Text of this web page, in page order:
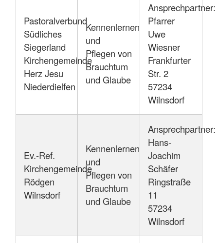
Pastoralverbund
Südliches
Siegerland
Kirchengemeinde
Herz Jesu
Niederdielfen
Kennenlernen
und
Pflegen von
Brauchtum
und Glaube
Ansprechpartner:
Pfarrer
Uwe
Wiesner
Frankfurter
Str. 2
57234
Wilnsdorf
Ev.-Ref.
Kirchengemeinde
Rödgen
Wilnsdorf
Kennenlernen
und
Pflegen von
Brauchtum
und Glaube
Ansprechpartner:
Hans-
Joachim
Schäfer
Ringstraße
11
57234
Wilnsdorf